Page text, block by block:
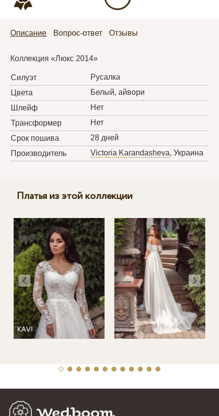
Описание Вопрос-ответ Отзывы
Коллекция «Люкс 2014»
Силуэт
Русалка
Цвета
Белый, айвори
Шлейф
Нет
Трансформер
Нет
Срок пошива
28 дней
Производитель
Victoria Karandasheva, Украина
Платья из этой коллекции